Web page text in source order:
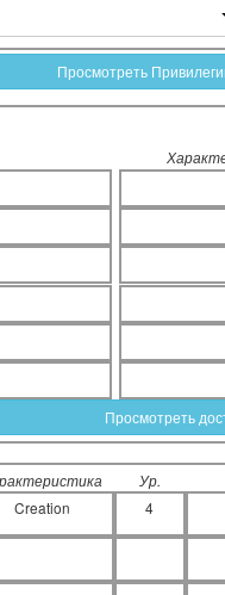
Просмотреть
Просмотреть
Ур.
Creation 4